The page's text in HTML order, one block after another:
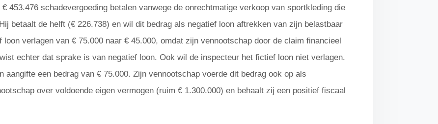
453.476 schadevergoeding betalen vanwege de onrechtmatige verkoop van sportkleding die
betaalt de helft (€ 226.738) en wil dit bedrag als negatief loon aftrekken van zijn belastbaar
verlagen van € 75.000 naar € 45.000, omdat zijn vennootschap door de claim financieel
echter dat sprake is van negatief loon. Ook wil de inspecteur het fictief loon niet verlagen.
aangifte een bedrag van € 75.000. Zijn vennootschap voerde dit bedrag ook op als
over voldoende eigen vermogen (ruim € 1.300.000) en behaalt zij een positief fiscaal